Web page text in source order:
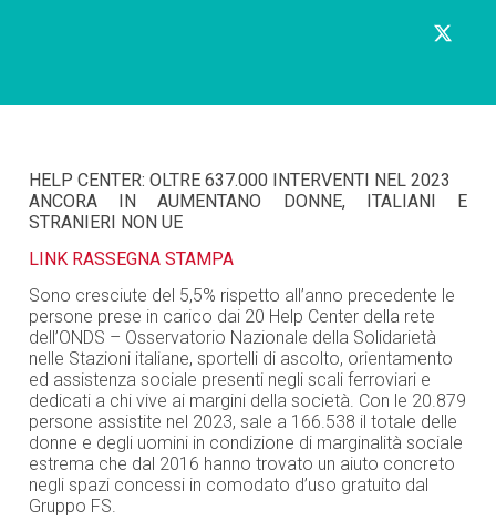
HELP CENTER: OLTRE 637.000 INTERVENTI NEL 2023
ANCORA IN AUMENTANO DONNE, ITALIANI E
STRANIERI NON UE
LINK RASSEGNA STAMPA
Sono cresciute del 5,5% rispetto all’anno precedente le
persone prese in carico dai 20 Help Center della rete
dell’ONDS – Osservatorio Nazionale della Solidarietà
nelle Stazioni italiane, sportelli di ascolto, orientamento
ed assistenza sociale presenti negli scali ferroviari e
dedicati a chi vive ai margini della società. Con le 20.879
persone assistite nel 2023, sale a 166.538 il totale delle
donne e degli uomini in condizione di marginalità sociale
estrema che dal 2016 hanno trovato un aiuto concreto
negli spazi concessi in comodato d’uso gratuito dal
Gruppo FS.